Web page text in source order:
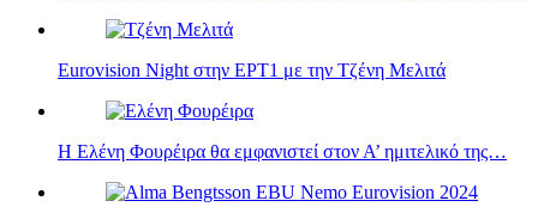
Eurovision Night στην ΕΡΤ1 με την Τζένη Μελιτά
Η Ελένη Φουρέιρα θα εμφανιστεί στον Α’ ημιτελικό της…